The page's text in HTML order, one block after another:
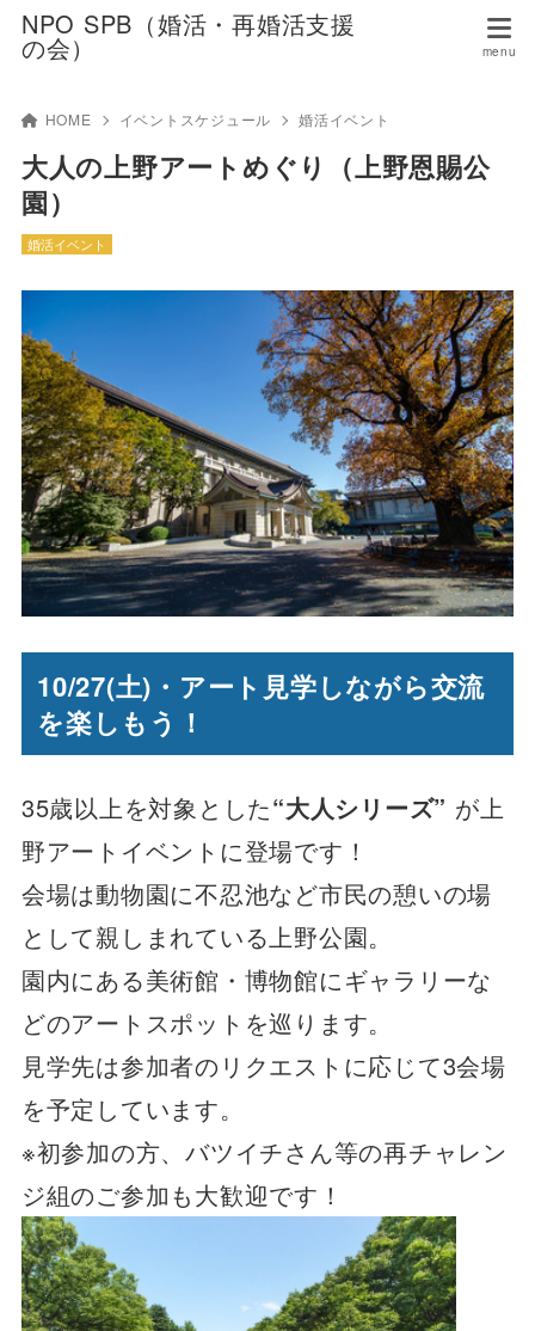
NPO SPB（婚活・再婚活支援
の会）
HOME イベントスケジュール 婚活イベント
大人の上野アートめぐり（上野恩賜公
園）
婚活イベント
10/27(土)・アート見学しながら交流
を楽しもう！
35歳以上を対象とした“大人シリーズ” が上
野アートイベントに登場です！
会場は動物園に不忍池など市民の憩いの場
として親しまれている上野公園。
園内にある美術館・博物館にギャラリーな
どのアートスポットを巡ります。
見学先は参加者のリクエストに応じて3会場
を予定しています。
※初参加の方、バツイチさん等の再チャレン
ジ組のご参加も大歓迎です！